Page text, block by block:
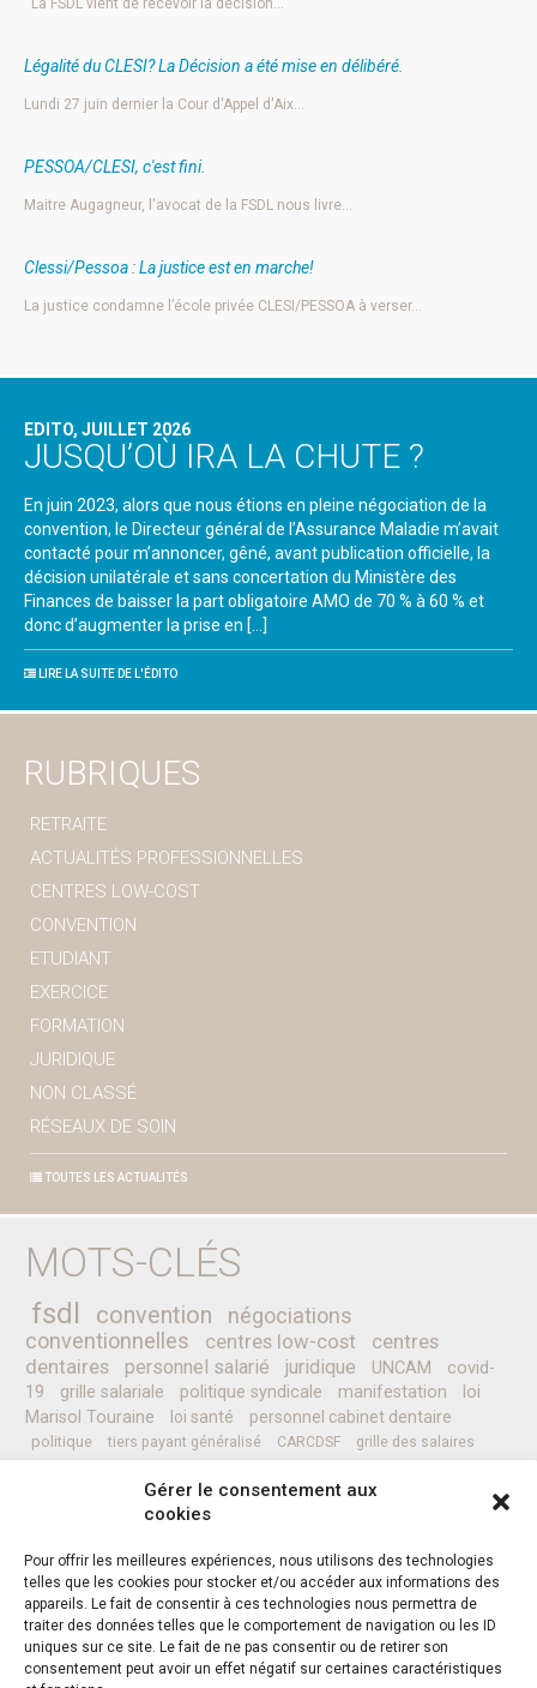
Gérer le consentement aux
cookies
Pour offrir les meilleures expériences, nous utilisons des technologies
telles que les cookies pour stocker et/ou accéder aux informations des
appareils. Le fait de consentir à ces technologies nous permettra de
traiter des données telles que le comportement de navigation ou les ID
uniques sur ce site. Le fait de ne pas consentir ou de retirer son
consentement peut avoir un effet négatif sur certaines caractéristiques
La FSDL vient de recevoir la décision…
Légalité du CLESI? La Décision a été mise en délibéré.
Lundi 27 juin dernier la Cour d'Appel d'Aix…
PESSOA/CLESI, c'est fini.
Maitre Augagneur, l'avocat de la FSDL nous livre…
Clessi/Pessoa : La justice est en marche!
La justice condamne l’école privée CLESI/PESSOA à verser…
EDITO, JUILLET 2026
JUSQU’OÙ IRA LA CHUTE ?
En juin 2023, alors que nous étions en pleine négociation de la
convention, le Directeur général de l’Assurance Maladie m’avait
contacté pour m’annoncer, gêné, avant publication officielle, la
décision unilatérale et sans concertation du Ministère des
Finances de baisser la part obligatoire AMO de 70 % à 60 % et
donc d’augmenter la prise en […]
LIRE LA SUITE DE L'ÉDITO
RUBRIQUES
RETRAITE
ACTUALITÉS PROFESSIONNELLES
CENTRES LOW-COST
CONVENTION
ETUDIANT
EXERCICE
FORMATION
JURIDIQUE
NON CLASSÉ
RÉSEAUX DE SOIN
TOUTES LES ACTUALITÉS
MOTS-CLÉS
fsdl convention
négociations
conventionnelles
centres low-cost
centres
dentaires
personnel salarié juridique UNCAM
covid-
19
grille salariale politique syndicale manifestation
loi
Marisol Touraine
loi santé personnel cabinet dentaire
politique tiers payant généralisé CARCDSF
grille des salaires
complémentaires santé
secret médical sénat CCAM
professionnels de santé
Instagram Facebook Twitter